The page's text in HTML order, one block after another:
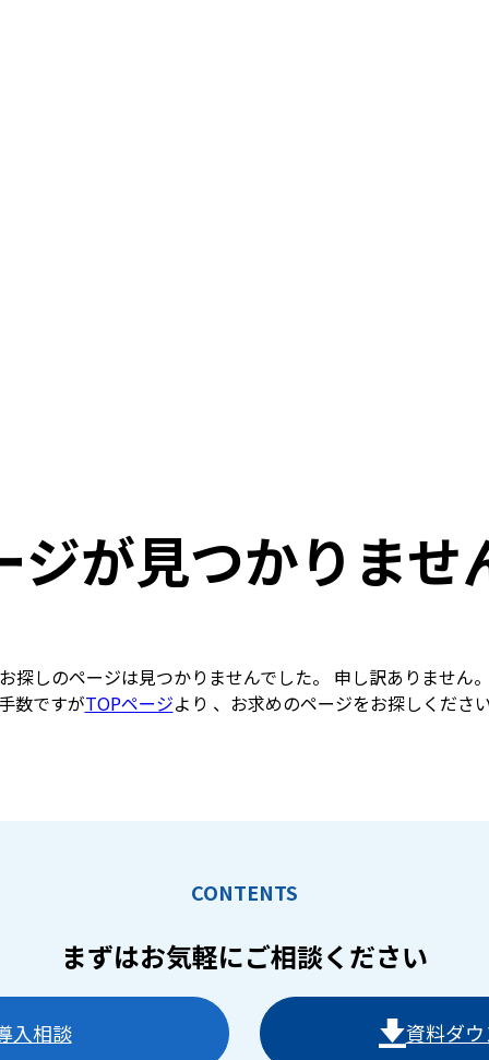
ジが見つかりませ
探しのページは見つかりませんでした。 申し訳ありません。
数ですがTOPページより 、お求めのページをお探しください
CONTENTS
まずはお気軽にご相談ください
入相談 資料ダ